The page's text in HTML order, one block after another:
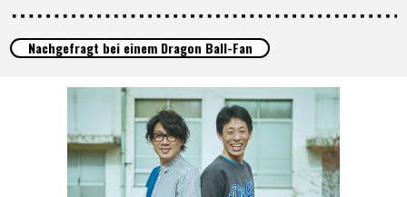
INFOS
LANGUAGE
EN FR DE
Nachgefragt bei einem Dragon Ball-Fan